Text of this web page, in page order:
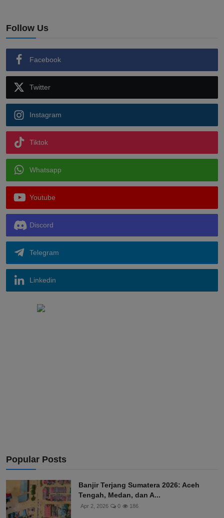
Follow Us
Facebook
Twitter
Instagram
Tiktok
Whatsapp
Youtube
Discord
Telegram
Linkedin
Popular Posts
Banjir Terjang Sumatera 2026: Aceh
Tengah, Medan, dan A...
Apr 2, 2026 0 186